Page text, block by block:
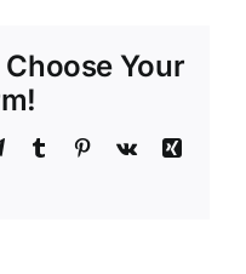
Your
TelegramTumblr Pinterest
Vk
Xing